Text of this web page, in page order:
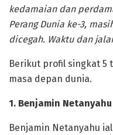
kedamaian dan
Perang Dunia ke-3,
dicegah. Waktu dan
Berikut profil singkat 5
masa depan dunia.
1. Benjamin Netanyahu
Benjamin Netanyahu